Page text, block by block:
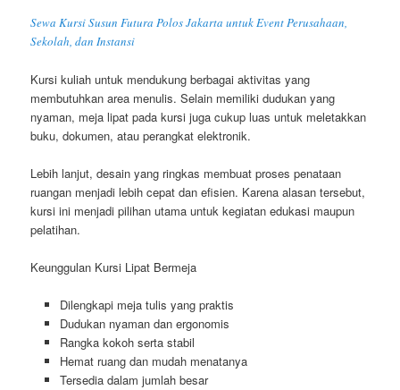
Sewa Kursi Susun Futura Polos Jakarta untuk Event Perusahaan,
Sekolah, dan Instansi
Kursi kuliah untuk mendukung berbagai aktivitas yang
membutuhkan area menulis. Selain memiliki dudukan yang
nyaman, meja lipat pada kursi juga cukup luas untuk meletakkan
buku, dokumen, atau perangkat elektronik.
Lebih lanjut, desain yang ringkas membuat proses penataan
ruangan menjadi lebih cepat dan efisien. Karena alasan tersebut,
kursi ini menjadi pilihan utama untuk kegiatan edukasi maupun
pelatihan.
Keunggulan Kursi Lipat Bermeja
Dilengkapi meja tulis yang praktis
Dudukan nyaman dan ergonomis
Rangka kokoh serta stabil
Hemat ruang dan mudah menatanya
Tersedia dalam jumlah besar